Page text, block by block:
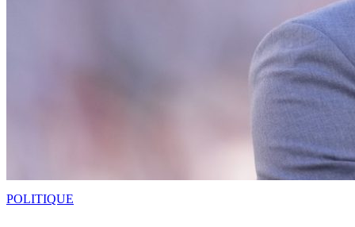
POLITIQUE